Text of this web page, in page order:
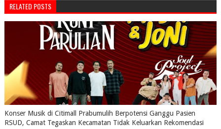
RELATED POSTS
Konser Musik di Citimall Prabumulih Berpotensi Ganggu Pasien
RSUD, Camat Tegaskan Kecamatan Tidak Keluarkan Rekomendasi